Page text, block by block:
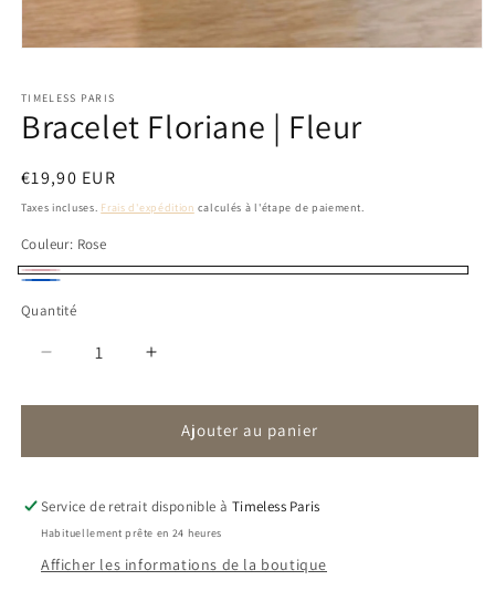
1
dans
une
modale
TIMELESS PARIS
Bracelet Floriane | Fleur
Prix
habituel
€19,90 EUR
Taxes incluses. Frais d'expédition calculés à l'étape de paiement.
Couleur: Rose
Rose
Quantité
Réduire
quantité
Bracelet
|
Fleur
Augmenter
quantité
Bracelet
|
Fleur
Ajouter au panier
Service de retrait disponible à Timeless Paris
Habituellement prête en 24 heures
Afficher les informations de la boutique